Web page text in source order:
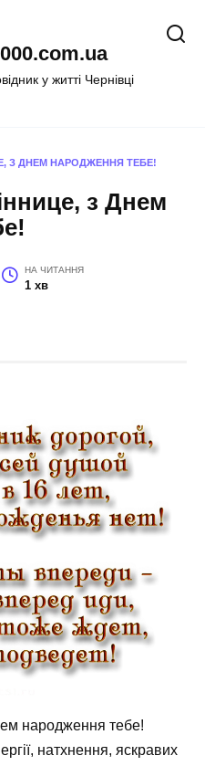
у житті Чернівці
З ДНЕМ НАРОДЖЕННЯ ТЕБЕ!
з Днем
НА ЧИТАННЯ
1 хв
народження тебе!
натхнення, яскравих